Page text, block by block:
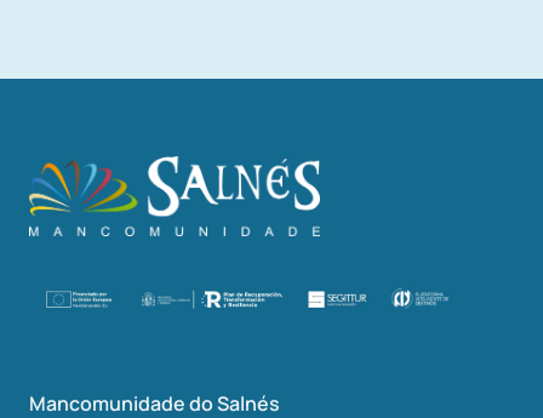
Mancomunidade do Salnés